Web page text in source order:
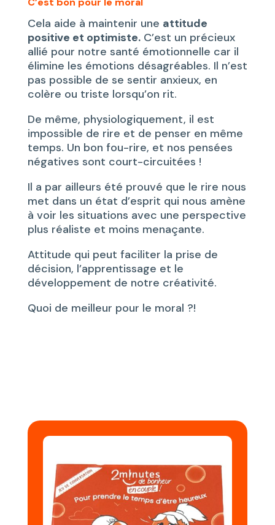
Cela aide à maintenir une attitude
positive et optimiste.C’est un précieux
allié pour notre santé émotionnelle car il
élimine les émotions désagréables. Il n’est
pas possible de se sentir anxieux, en
colère ou triste lorsqu’on rit.
De même, physiologiquement, il est
impossible de rire et de penser en même
temps. Un bon fou-rire, et nos pensées
négatives sont court-circuitées !
Il a par ailleurs été prouvé que le rire nous
met dans un état d’esprit qui nous amène
à voir les situations avec une perspective
plus réaliste et moins menaçante.
Attitude qui peut faciliter la prise de
décision, l’apprentissage et le
développement de notre créativité.
Quoi de meilleur pour le moral ?!